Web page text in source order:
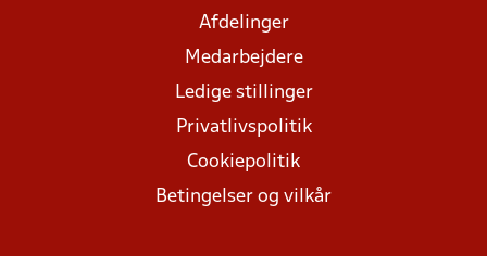
Afdelinger
Medarbejdere
Ledige stillinger
Privatlivspolitik
Cookiepolitik
Betingelser og vilkår